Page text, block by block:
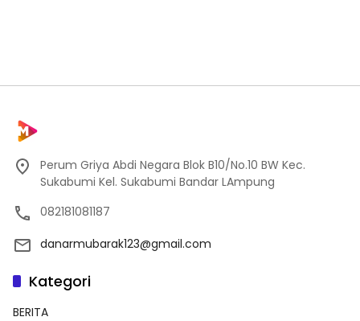
Perum Griya Abdi Negara Blok B10/No.10 BW Kec.
Sukabumi Kel. Sukabumi Bandar LAmpung
082181081187
danarmubarak123@gmail.com
Kategori
BERITA